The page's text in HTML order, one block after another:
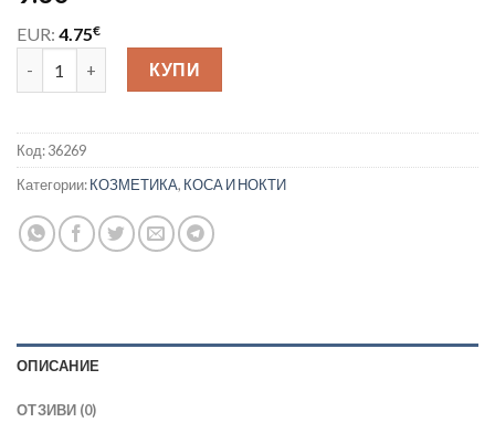
EUR: 4.75€
количество за Sensibel Nachtkerzen Шампоан x200 мл Dr.
КУПИ
Код:36269
Категории:КОЗМЕТИКА, КОСА И НОКТИ
ОПИСАНИЕ
ОТЗИВИ (0)